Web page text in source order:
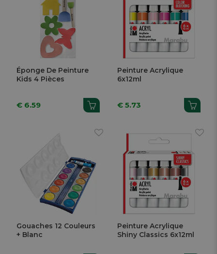
Éponge De Peinture
Kids 4 Pièces
€ 6.59
Peinture Acrylique
6x12ml
€ 5.73
Gouaches 12 Couleurs
+ Blanc
Peinture Acrylique
Shiny Classics 6x12ml